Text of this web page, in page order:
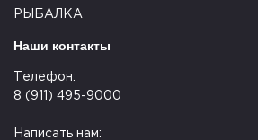
РЫБАЛКА
Наши контакты
Телефон:
8 (911) 495-9000
Написать нам: